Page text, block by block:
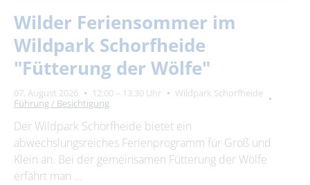
Wilder Feriensommer im
Wildpark Schorfheide
"Fütterung der Wölfe"
07. August 2026 12:00 – 13:30 Uhr
Wildpark Schorfheide
Führung / Besichtigung
Der Wildpark Schorfheide bietet ein
abwechslungsreiches Ferienprogramm für Groß und
Klein an. Bei der gemeinsamen Fütterung der Wölfe
erfährt man …